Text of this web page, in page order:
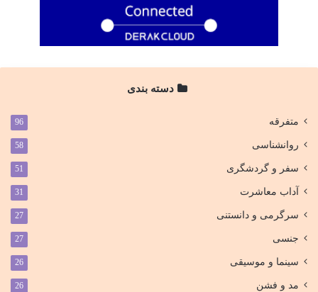
دسته بندی
متفرقه 96
روانشناسی 58
سفر و گردشگری 51
آداب معاشرت 31
سرگرمی و دانستنی 27
جنسی 27
سینما و موسیقی 26
مد و فشن 26